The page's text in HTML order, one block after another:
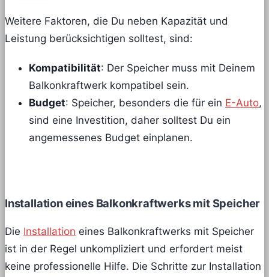
Weitere Faktoren, die Du neben Kapazität und
Leistung berücksichtigen solltest, sind:
Kompatibilität: Der Speicher muss mit Deinem
Balkonkraftwerk kompatibel sein.
Budget: Speicher, besonders die für ein E-Auto,
sind eine Investition, daher solltest Du ein
angemessenes Budget einplanen.
Installation eines Balkonkraftwerks mit Speicher
Die Installation eines Balkonkraftwerks mit Speicher
ist in der Regel unkompliziert und erfordert meist
keine professionelle Hilfe. Die Schritte zur Installation